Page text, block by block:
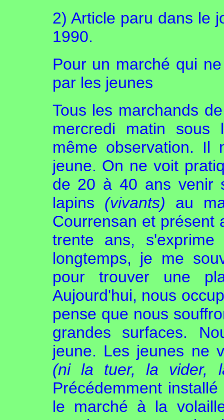
2) Article paru dans le
1990.
Pour un marché qui
par les jeunes
Tous les marchands
mercredi matin
même observation. Il
jeune. On ne voit
de 20 à 40 ans venir
lapins (vivants) au
Courrensan et présent
trente ans,
longtemps, je me
pour trouver une
Aujourd'hui, nous
pense que nous
grandes surfaces.
jeune. Les jeunes ne
(ni la tuer, la vider,
Précédemment
le marché à la